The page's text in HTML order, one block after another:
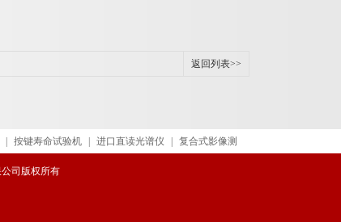
返回列表>>
按键寿命试验机 进口直读光谱仪 复合式影像测
司版权所有